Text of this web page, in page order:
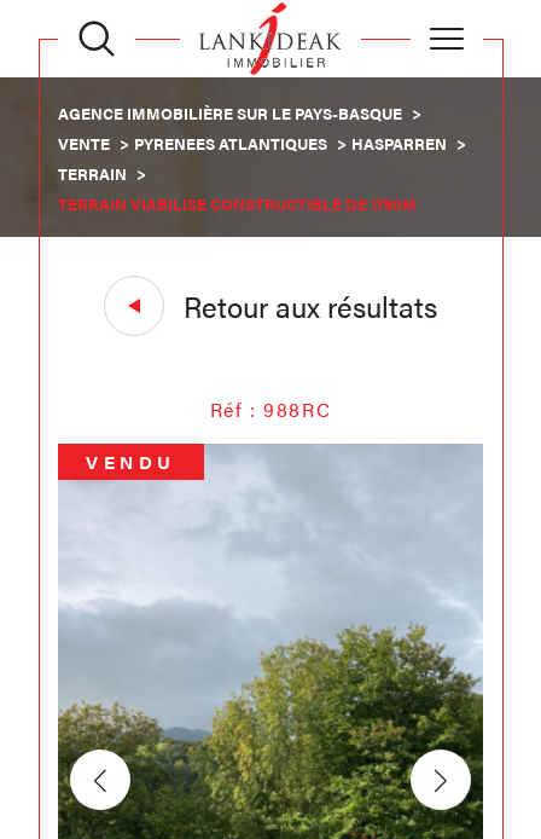
AGENCE IMMOBILIÈRE SUR LE PAYS-BASQUE
VENTE
PYRENEES ATLANTIQUES
HASPARREN
TERRAIN
TERRAIN VIABILISE CONSTRUCTIBLE DE 1750M
Retour aux résultats
Réf : 988RC
VENDU